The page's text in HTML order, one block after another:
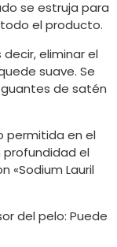
se estruja para
el producto.
eliminar el
suave. Se
de satén
permitida en el
el
«Sodium Lauril
del pelo: Puede